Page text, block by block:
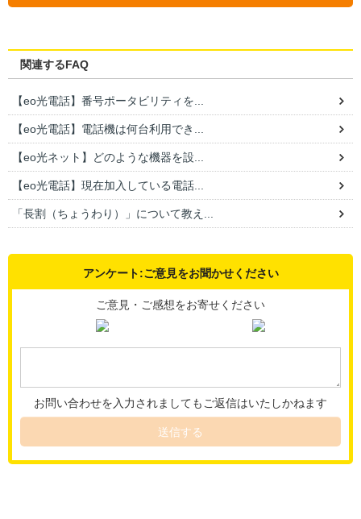
関連するFAQ
【eo光電話】番号ポータビリティを...
【eo光電話】電話機は何台利用でき...
【eo光ネット】どのような機器を設...
【eo光電話】現在加入している電話...
「長割（ちょうわり）」について教え...
アンケート:ご意見をお聞かせください
ご意見・ご感想をお寄せください
お問い合わせを入力されましてもご返信はいたしかねます
送信する